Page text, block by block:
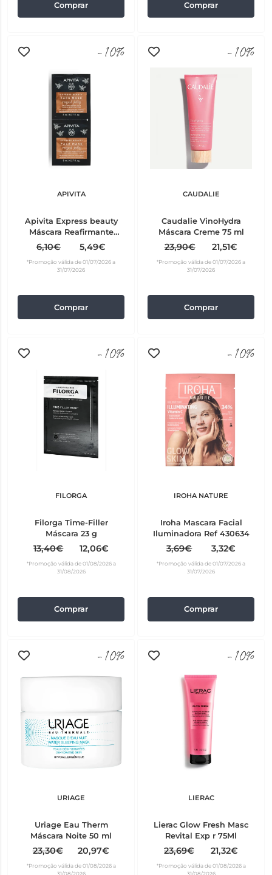
Comprar Comprar
-10%
APIVITA
Apivita Express beauty
Máscara Reafirmante
Geleia Real 8ml x2
6,10€ 5,49€
*Promoção válida de 01/07/2026 a
31/07/2026
Comprar
-10%
CAUDALIE
Caudalie VinoHydra
Máscara Creme 75 ml
23,90€ 21,51€
*Promoção válida de 01/07/2026 a
31/07/2026
Comprar
-10%
FILORGA
Filorga Time-Filler
Máscara 23 g
13,40€ 12,06€
*Promoção válida de 01/08/2026 a
31/08/2026
Comprar
-10%
IROHA NATURE
Iroha Mascara Facial
Iluminadora Ref 430634
3,69€ 3,32€
*Promoção válida de 01/07/2026 a
31/07/2026
Comprar
-10%
URIAGE
Uriage Eau Therm
Máscara Noite 50 ml
23,30€ 20,97€
*Promoção válida de 01/08/2026 a
31/08/2026
-10%
LIERAC
Lierac Glow Fresh Masc
Revital Exp r 75Ml
23,69€ 21,32€
*Promoção válida de 01/08/2026 a
31/08/2026